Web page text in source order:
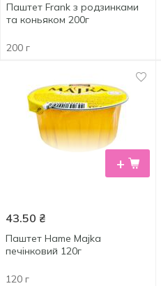
Паштет Frank з родзинками
та коньяком 200г
200 г
+
43.50 ₴
Паштет Hame Majka
печінковий 120г
120 г